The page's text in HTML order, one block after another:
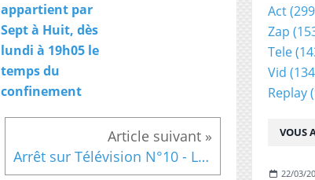
appartient par
Sept à Huit, dès
lundi à 19h05 le
temps du
confinement
Arrêt sur Télévision N°10 - Le Juste Prix (TF1)
VOUS
22/03/
Act
Zap
Tele
Vid
Replay